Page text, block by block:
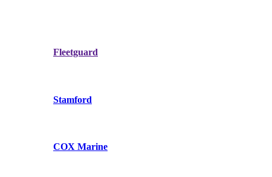
Fleetguard
Stamford
COX Marine